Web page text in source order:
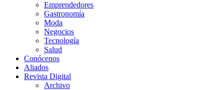
Emprendedores
Gastronomía
Moda
Negocios
Tecnología
Salud
Conócenos
Aliados
Revista Digital
Archivo